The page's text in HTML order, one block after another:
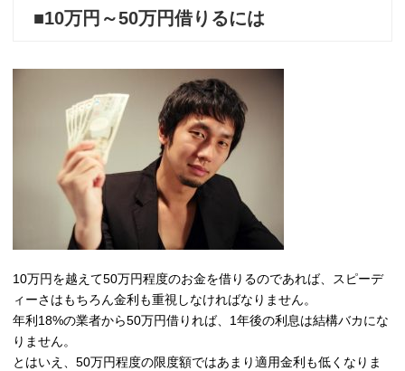
■10万円～50万円借りるには
10万円を越えて50万円程度のお金を借りるのであれば、スピーデ
ィーさはもちろん金利も重視しなければなりません。
年利18%の業者から50万円借りれば、1年後の利息は結構バカにな
りません。
とはいえ、50万円程度の限度額ではあまり適用金利も低くなりま